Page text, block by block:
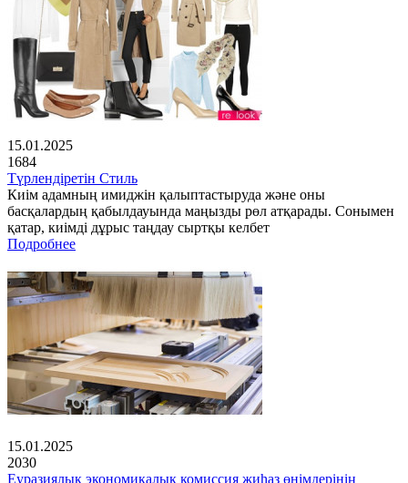
15.01.2025
1684
Түрлендіретін Стиль
Киім адамның имиджін қалыптастыруда және оны
басқалардың қабылдауында маңызды рөл атқарады. Сонымен
қатар, киімді дұрыс таңдау сыртқы келбет
Подробнее
15.01.2025
2030
Еуразиялық экономикалық комиссия жиһаз өнімдерінің